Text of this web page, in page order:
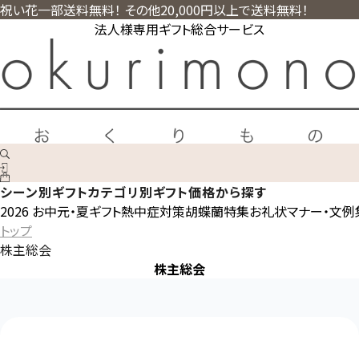
祝い花一部送料無料！ その他20,000円以上で送料無料！
法人様専用ギフト総合サービス
シーン別ギフトカテゴリ別ギフト価格から探す
2026 お中元・夏ギフト熱中症対策胡蝶蘭特集お礼状マナー・文
トップ
株主総会
株主総会